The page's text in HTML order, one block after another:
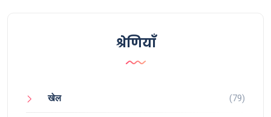
श्रेणियाँ
खेल (79)